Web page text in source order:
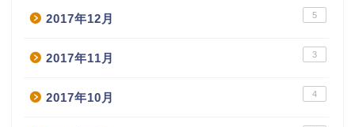
2017年12月 5
2017年11月 3
2017年10月 4